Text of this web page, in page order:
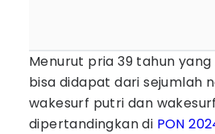
Menurut pria 39 tahun
bisa didapat dari sejumlah
wakesurf putri dan
dipertandingkan di PON